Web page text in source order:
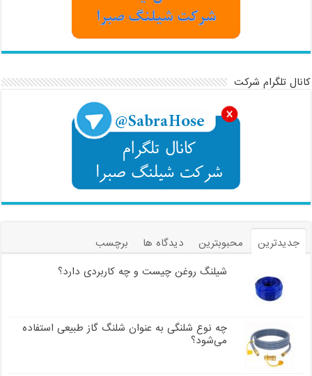
کانال تلگرام شرکت
جدیدترین محبوبترین دیدگاه ها
برچسب
شیلنگ روغن چیست و چه کاربردی دارد؟
چه نوع شلنگی به عنوان شلنگ گاز طبیعی استفاده
می‌شود؟